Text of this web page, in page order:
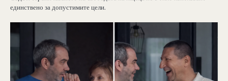
единствено за допустимите цели.